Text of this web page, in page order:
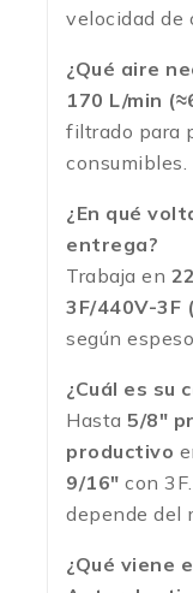
velocidad de
¿Qué aire
170 L/min
filtrado para
consumibles.
¿En qué
entrega?
Trabaja en
3F/440V-3F
según
¿Cuál es su
Hasta 5/8″
productivo
9/16″ con
depende del
¿Qué viene